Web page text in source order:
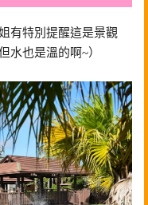
有特別提醒這是景觀
水也是溫的啊~）